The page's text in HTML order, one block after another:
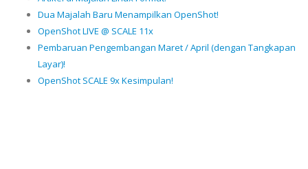
Dua Majalah Baru Menampilkan OpenShot!
OpenShot LIVE @ SCALE 11x
Pembaruan Pengembangan Maret / April (dengan Tangkapan
Layar)!
OpenShot SCALE 9x Kesimpulan!